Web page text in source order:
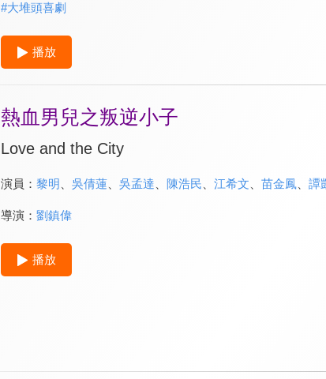
#大堆頭喜劇
播放
熱血男兒之叛逆小子
Love and the City
演員： 黎明 吳倩蓮、 吳孟達 陳浩民 江希文 苗金鳳、 譚
導演： 劉鎮偉
播放